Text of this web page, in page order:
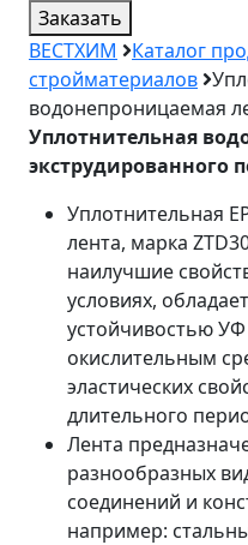
Заказать
ВЕСТХИМ
Каталог
стройматериалов
водонепроницаемая
Уплотнительная
экструдированного
Уплотнительная
лента, марка
наилучшие
условиях,
устойчивостью
окислительным
эластических
длительного
Лента
разнообразных
соединений и
например: